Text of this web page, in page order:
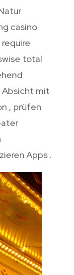
casino
total
Absicht mit
, prüfen
Apps .